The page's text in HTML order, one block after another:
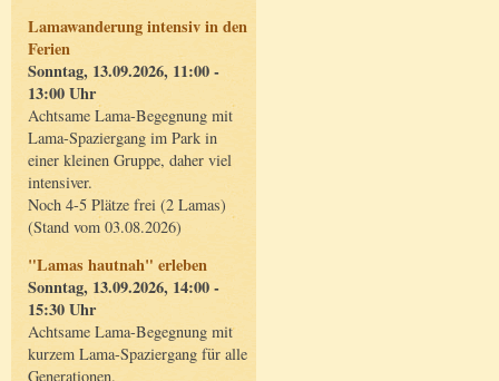
Lamawanderung intensiv in den
Ferien
Sonntag, 13.09.2026, 11:00 -
13:00 Uhr
Achtsame Lama-Begegnung mit
Lama-Spaziergang im Park in
einer kleinen Gruppe, daher viel
intensiver.
Noch 4-5 Plätze frei (2 Lamas)
(Stand vom 03.08.2026)
"Lamas hautnah" erleben
Sonntag, 13.09.2026, 14:00 -
15:30 Uhr
Achtsame Lama-Begegnung mit
kurzem Lama-Spaziergang für alle
Generationen.